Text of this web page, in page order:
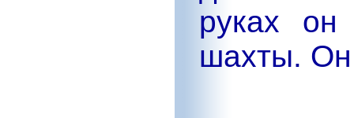
руках
шахты. Он